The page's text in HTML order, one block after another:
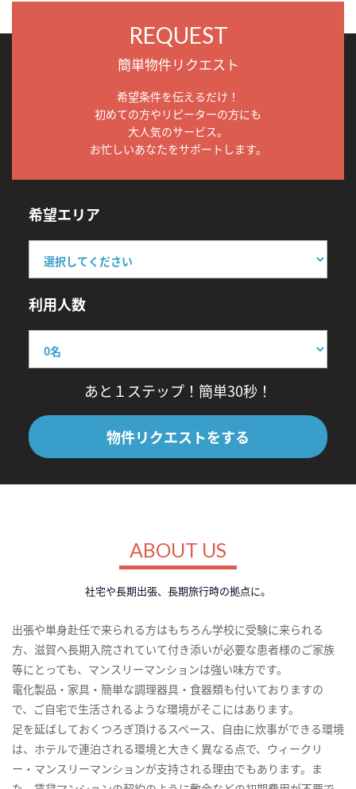
REQUEST
簡単物件リクエスト
希望条件を伝えるだけ！
初めての方やリピーターの方にも
大人気のサービス。
お忙しいあなたをサポートします。
希望エリア
利用人数
あと１ステップ！簡単30秒！
物件リクエストをする
ABOUT US
社宅や長期出張、長期旅行時の拠点に。
出張や単身赴任で来られる方はもちろん学校に受験に来られる
方、滋賀へ長期入院されていて付き添いが必要な患者様のご家族
等にとっても、マンスリーマンションは強い味方です。
電化製品・家具・簡単な調理器具・食器類も付いておりますの
で、ご自宅で生活されるような環境がそこにはあります。
足を延ばしておくつろぎ頂けるスペース、自由に炊事ができる環境
は、ホテルで連泊される環境と大きく異なる点で、ウィークリ
ー・マンスリーマンションが支持される理由でもあります。ま